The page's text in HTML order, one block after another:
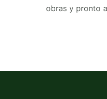
obras y pronto